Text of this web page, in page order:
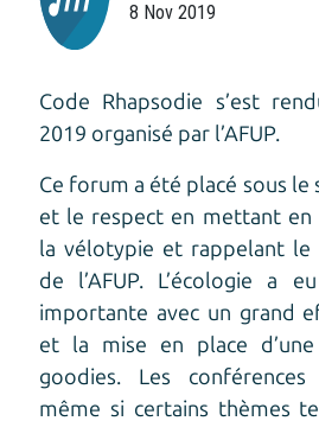
8 Nov 2019
Code Rhapsodie s’est
2019 organisé par l’AFUP.
Ce forum a été placé sous le
et le respect en mettant en
la vélotypie et rappelant le
de l’AFUP. L’écologie a
importante avec un grand
et la mise en place
goodies. Les
même si certains thèmes